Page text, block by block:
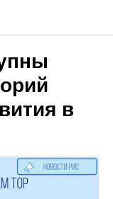
в